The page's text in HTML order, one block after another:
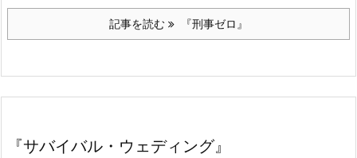
記事を読む 『刑事ゼロ』
『サバイバル・ウェディング』